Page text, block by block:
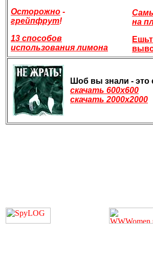
Осторожно -
грейпфрут!
13 способов
использования лимона
на
Шоб вы знали - это
скачать 600х600
скачать 2000х2000